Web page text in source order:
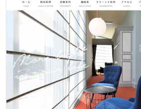
SEO対策としては、「千里中央 美容
外科」「アートメイク 豊中」「スキ
手術」など、地域名と診療科・施術
ワードを適切に配置。一般皮膚科か
対応できる強みをメタ情報に反映し
にアプローチできる構造としています。
全体として、一般皮膚科・美容皮膚
専門性と、女性が安心して相談でき
い上品さを、デザイン・構成・導線
したホームページに仕上がっています。
めています。
デザイン面では、ロゴにも使われて
クセントに、木目を活かした内観の
着きと清潔感のある世界観を形成。
に淡いベージュマスクをかけ、優しい
た。「皮フのホームドクター」という
にも感じられるよう、穏やかなトーン
コンテンツ面では、トップに設けた
んか？」のセクションをカラフルに
分に関係する症状をすぐ見つけられ